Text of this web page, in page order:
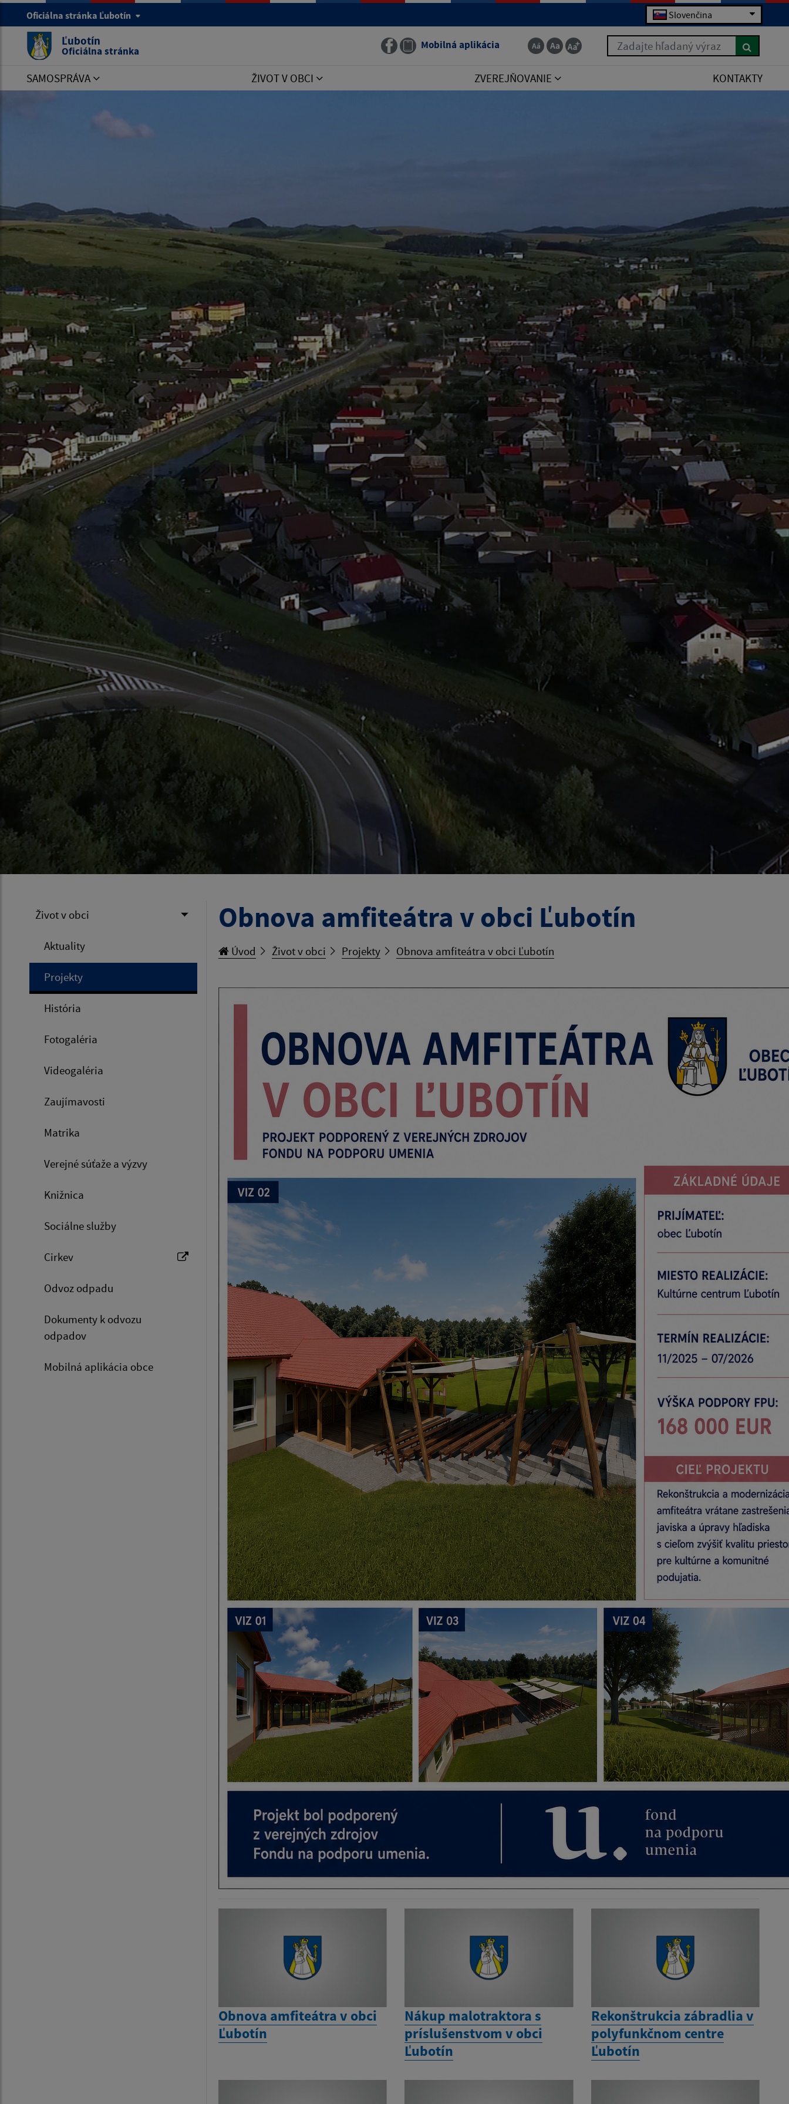
Oficiálna stránka Ľubotín Slovenčina
Ľubotín
Oficiálna stránka Mobilná aplikácia Zadajte hľadaný výraz
SAMOSPRÁVA ŽIVOT V OBCI ZVEREJŇOVANIE KONTAKTY
Život v obci
Aktuality
Projekty
História
Fotogaléria
Videogaléria
Zaujímavosti
Matrika
Verejné súťaže a výzvy
Knižnica
Sociálne služby
Cirkev
Odvoz odpadu
Dokumenty k odvozu
odpadov
Mobilná aplikácia obce
Obnova amfiteátra v obci Ľubotín
Úvod Život v obci Projekty Obnova amfiteátra v obci Ľubotín
Obnova amfiteátra v obci
Ľubotín
Nákup malotraktora s
príslušenstvom v obci
Ľubotín
Rekonštrukcia zábradlia v
polyfunkčnom centre
Ľubotín